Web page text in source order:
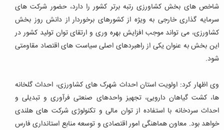
شاخص های بخش کشاورزی رتبه برتر کشور را دارد، حضور شرکت های
سرمایه گذاری خارجی به ویژه از کشورهای برخوردار از دانش روز بخش
کشاورزی، می تواند موجب افزایش بهره وری و ارتقای توان تولید کشور در
این بخش به عنوان یکی از راهبردهای اصلی سیاست های اقتصاد مقاومتی
شود.
وی اظهار کرد: اولویت استان احداث شهرک های کشاورزی، احداث گلخانه
ها، کشت گیاهان دارویی، تجهیز واحدهای صنعتی فرآوری و تبدیلی و
احداث سردخانه با استفاده از توان مالی و تکنولوژی شرکت های هلندی
خواهد بود. معاون هماهنگی امور اقتصادی و توسعه منابع استانداری فارس